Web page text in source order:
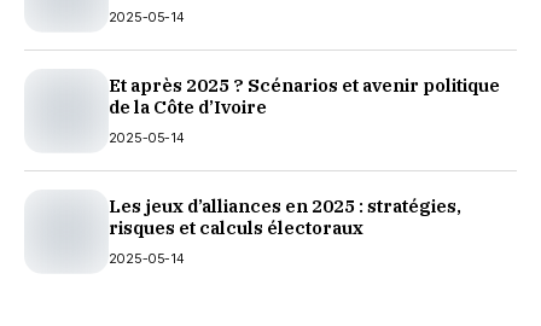
2025-05-14
Et après 2025 ? Scénarios et avenir politique
de la Côte d’Ivoire
2025-05-14
Les jeux d’alliances en 2025 : stratégies,
risques et calculs électoraux
2025-05-14